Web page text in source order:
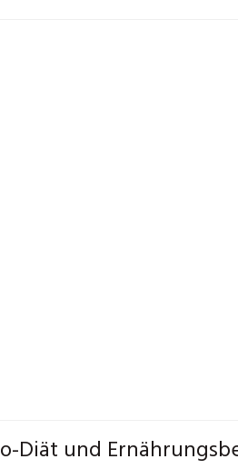
Diät und